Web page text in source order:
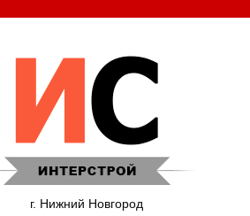
г. Нижний Новгород